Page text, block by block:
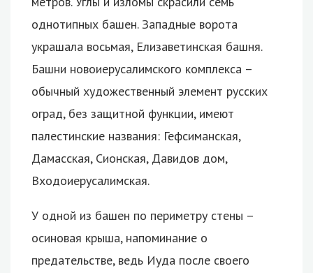
однотипных башен. Западные ворота
украшала восьмая, Елизаветинская башня.
Башни новоиерусалимского комплекса –
обычный художественный элемент русских
оград, без защитной функции, имеют
палестинские названия: Гефсиманская,
Дамасская, Сионская, Давидов дом,
Входоиерусалимская.
У одной из башен по периметру стены –
осиновая крыша, напоминание о
предательстве, ведь Иуда после своего